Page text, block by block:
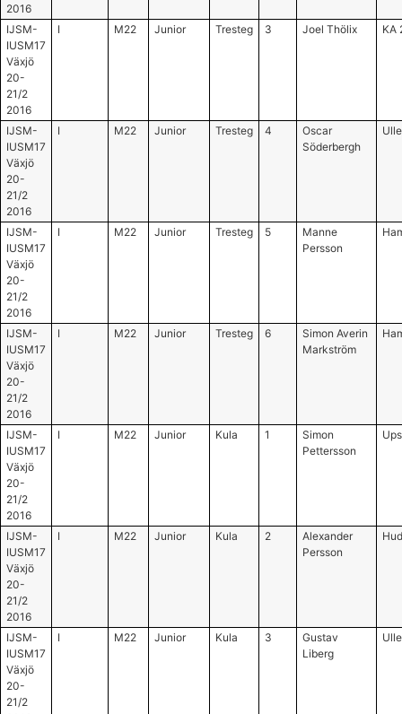
2016
IJSM-
IUSM17
Växjö
20-
21/2
2016
I M22 Junior Tresteg 3 Joel Thölix KA
IJSM-
IUSM17
Växjö
20-
21/2
2016
I M22 Junior Tresteg 4
Oscar
Söderbergh
IJSM-
IUSM17
Växjö
20-
21/2
2016
I M22 Junior Tresteg 5
Manne
Persson
IJSM-
IUSM17
Växjö
20-
21/2
2016
I M22 Junior Tresteg 6
Simon Averin
Markström
IJSM-
IUSM17
Växjö
20-
21/2
2016
I M22 Junior Kula 1
Simon
Pettersson
IJSM-
IUSM17
Växjö
20-
21/2
2016
I M22 Junior Kula 2
Alexander
Persson
IJSM-
IUSM17
Växjö
20-
21/2
I M22 Junior Kula 3
Gustav
Liberg